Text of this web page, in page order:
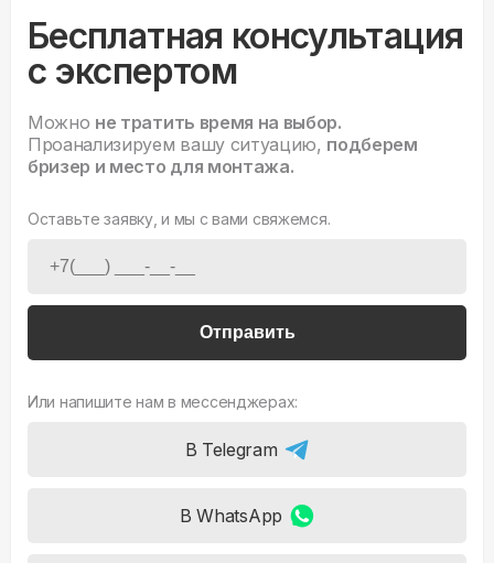
Бесплатная консультация
с экспертом
Можно не тратить время на выбор.
Проанализируем вашу ситуацию, подберем
бризер и место для монтажа.
Оставьте заявку, и мы с вами свяжемся.
Отправить
Или напишите нам в мессенджерах:
В Telegram
В WhatsApp